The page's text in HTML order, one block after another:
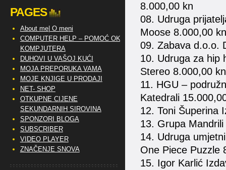
8.000,00 kn
08. Udruga
Moose 8.000,00 kn
09. Zabava d.o.o.
10. Udruga za hip
Stereo 8.000,00 kn
11. HGU –
Katedrali
12. Toni Šuperina
13. Grupa
14. Udruga
One Piece Puzzle
15. Igor Karlić
PAGES
About me| O meni
COMPUTER HELP – POMOĆ OKO
KOMPJUTERA
DUHOVI U VAŠOJ KUĆI
MOJA PREPORUKA VAMA
MOJE KNJIGE U PRODAJI
NET- SHOP
OTKUPNE CIJENE
SEKUNDARNIH SIROVINA
SPONZORI BLOGA
SUBSCRIBER
VIDEO PLAYER
ZNAČENJE SNOVA